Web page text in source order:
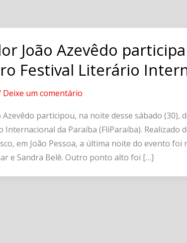
João Azevêdo
Festival Literário
Deixe um comentário
participou, na noite desse sábado (30),
Internacional da Paraíba (FliParaíba). Realizado
em João Pessoa, a última noite do evento foi
e Sandra Belê. Outro ponto alto foi […]